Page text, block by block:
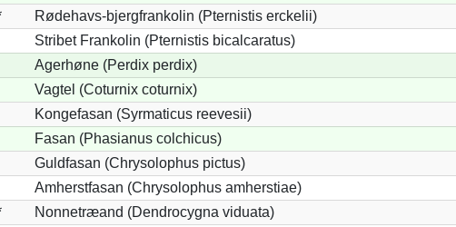
Rødehavs-bjergfrankolin (Pternistis erckelii)
Stribet Frankolin (Pternistis bicalcaratus)
Agerhøne (Perdix perdix)
Vagtel (Coturnix coturnix)
Kongefasan (Syrmaticus reevesii)
Fasan (Phasianus colchicus)
Guldfasan (Chrysolophus pictus)
Amherstfasan (Chrysolophus amherstiae)
Nonnetræand (Dendrocygna viduata)